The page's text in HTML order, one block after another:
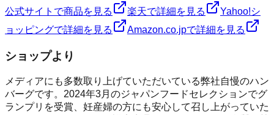
公式サイトで商品を見る 楽天で詳細を見る
Yahoo!シ
ョッピングで詳細を見る
Amazon.co.jpで詳細を見る
ショップより
メディアにも多数取り上げていただいている弊社自慢のハン
バーグです。2024年3月のジャパンフードセレクションでグ
ランプリを受賞、妊産婦の方にも安心して召し上がっていた